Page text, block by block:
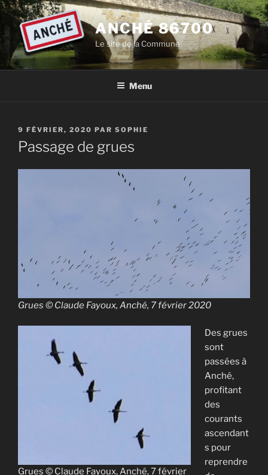
Aller
contenu
principal
ANCHÉ 86700
Le site de la Commune
Menu
PUBLIÉ
LE
9 FÉVRIER, 2020 PAR SOPHIE
Passage de grues
Grues © Claude Fayoux, Anché, 7 février 2020
Grues © Claude Fayoux, Anché, 7 février
Des grues
sont
passées à
Anché,
profitant
des
courants
ascendant
s pour
reprendre